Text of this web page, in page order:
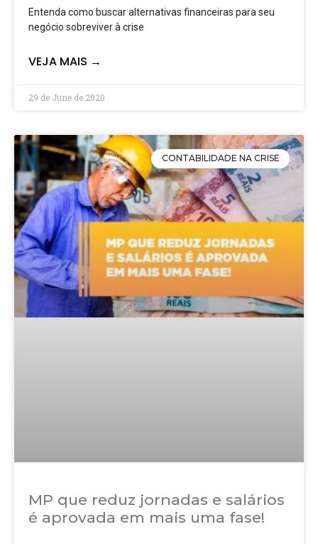
Entenda como buscar alternativas financeiras para seu
negócio sobreviver à crise
VEJA MAIS →
29 de June de 2020
CONTABILIDADE NA CRISE
MP que reduz jornadas e salários
é aprovada em mais uma fase!